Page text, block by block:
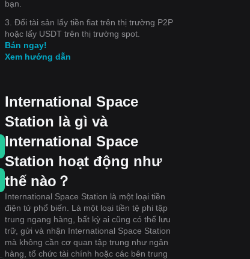
bạn.
3. Đổi tài sản lấy tiền fiat trên thị trường P2P
hoặc lấy USDT trên thị trường spot.
Bán ngay!
Xem hướng dẫn
International Space
Station là gì và
International Space
Station hoạt động như
thế nào？
International Space Station là một loại tiền
điện tử phổ biến. Là một loại tiền tệ phi tập
trung ngang hàng, bất kỳ ai cũng có thể lưu
trữ, gửi và nhận International Space Station
mà không cần cơ quan tập trung như ngân
hàng, tổ chức tài chính hoặc các bên trung